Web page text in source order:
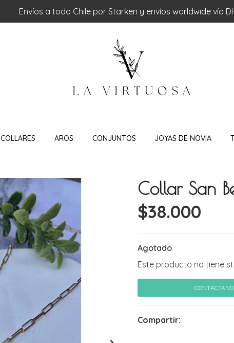
Envíos a todo Chile por Starken y envíos worldwide vía
COLLARES AROS CONJUNTOS JOYAS DE NOVIA
Collar San
$38.000
Agotado
Este producto no tiene
Compartir: